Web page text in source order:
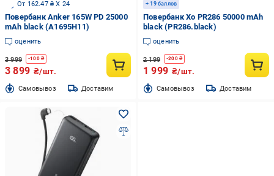
От 162.47 ₴ X 24
Повербанк Anker 165W PD 25000
mAh black (A1695H11)
оценить
3 999 -100₴
3 899 ₴/шт.
Cамовывоз Доставим
+ 19 баллов
Повербанк Xo PR286 50000 mAh
black (PR286.black)
оценить
2 199 -200₴
1 999 ₴/шт.
Cамовывоз Доставим